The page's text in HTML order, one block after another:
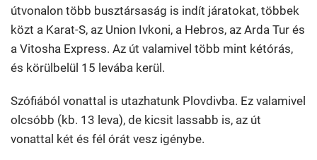
útvonalon több busztársaság is indít járatokat, többek
közt a Karat-S, az Union Ivkoni, a Hebros, az Arda Tur és
a Vitosha Express. Az út valamivel több mint kétórás,
és körülbelül 15 levába kerül.
Szófiából vonattal is utazhatunk Plovdivba. Ez valamivel
olcsóbb (kb. 13 leva), de kicsit lassabb is, az út
vonattal két és fél órát vesz igénybe.